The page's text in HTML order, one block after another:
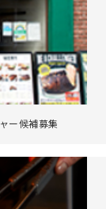
ー候補募集